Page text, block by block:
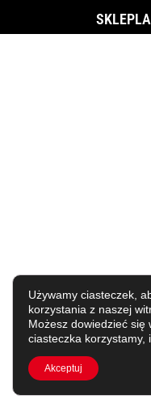
SKLEP
Używamy ciasteczek,
korzystania z naszej
Możesz dowiedzieć się
ciasteczka korzystamy,
Akceptuj